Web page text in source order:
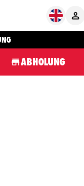
ABHOLUNG